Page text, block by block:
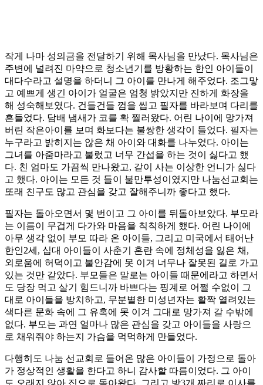
작게 나마 성의금을 전달하기 위해 목사님을 만났다. 목사님은
주변에 널려진 마약으로 청소년기를 방황하는 한인 아이들이
대다수라고 설명을 하더니 그 아이를 만나게 해주었다. 조그맣
고 예쁘게 생긴 아이가 얼굴은 엄청 밝았지만 진하게 화장을
해 성숙해보였다. 건들건들 껌을 씹고 필자를 바라보며 다리를
흔들었다. 담배 냄새가 코를 확 찔러왔다. 어린 나이에 망가져
버린 작은아이를 보며 화보다는 불쌍한 생각이 들었다. 필자는
누구라고 밝히지는 않은 채 아이와 대화를 나누었다. 아이는
그녀를 아줌마라고 불렀고 너무 간섭을 하는 것이 싫다고 했
다. 친 엄마도 가끔씩 만나왔고, 같이 사는 이상한 언니가 싫다
고 했다. 아이는 모든 것 들이 불만투성이였지만 나눔선교회는
또래 친구도 많고 관심을 갖고 잘해주니까 좋다고 했다.
필자는 돌아오면서 몇 번이고 그 아이를 뒤돌아보았다. 부모라
는 이름이 무겁게 다가와 마음을 칙칙하게 했다. 어린 나이에
아무 생각 없이 부모 따라 온 아이들, 그리고 미국에서 태어난
한인2세, 십대 아이들이 사춘기 혼란 속에 정체성을 잃은 채,
외로움에 허덕이고 불안감에 못 이겨 너무나 잘못된 길로 가고
있는 것만 같았다. 부모들은 말로는 아이들 때문에라고 하면서
도 당장 먹고 살기 힘드니까 바쁘다는 핑계로 어쩔 수없이 그
대로 아이들을 방치하고, 무분별한 미성년자는 활짝 열려있는
색다른 문화 속에 그 유혹에 못 이겨 그대로 망가져 갈 수밖에
없다. 부모는 과연 얼마나 많은 관심을 갖고 아이들을 사랑으
로 채워줘야 하는지 가슴을 먹먹하게 만들었다.
다행히도 나눔 선교회로 들어온 많은 아이들이 가정으로 돌아
가 정상적인 생활을 한다고 하니 감사할 따름이었다. 그 아이